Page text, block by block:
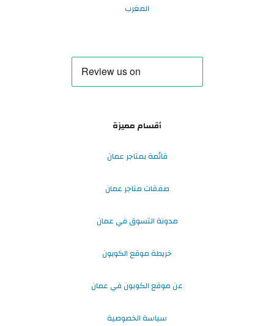
المغرب
أقسام مميزة
قائمة بمتاجر عمان
صفقات متاجر عمان
مدونة التسوق في عمان
خريطة موقع الكوبون
عن موقع الكوبون في عمان
سياسة الخصوصية